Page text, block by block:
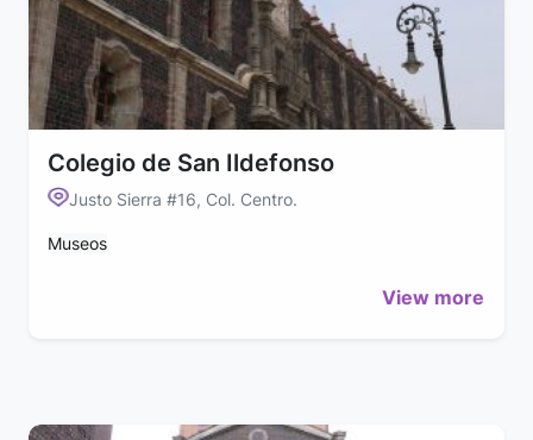
Colegio de San Ildefonso
Justo Sierra #16, Col. Centro.
Museos
View more